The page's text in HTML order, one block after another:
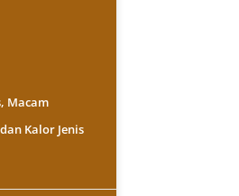
Macam
Kalor Jenis